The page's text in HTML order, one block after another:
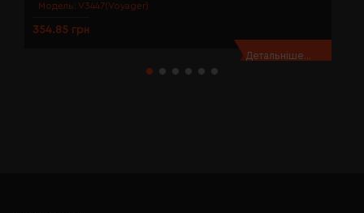
Модель: V3447(Voyager)
354.85 грн
Детальніше...